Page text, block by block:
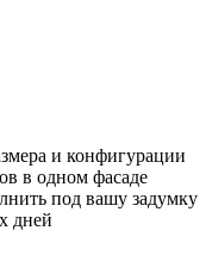
и конфигурации
в одном фасаде
под вашу задумку
дней